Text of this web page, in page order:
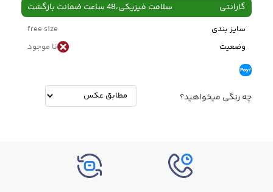
گارانتی سلامت فیزیکی،48 ساعت ضمانت بازگشت
سایز بندی
free size
وضعیت
نا موجود
چه رنگی میخواهید؟